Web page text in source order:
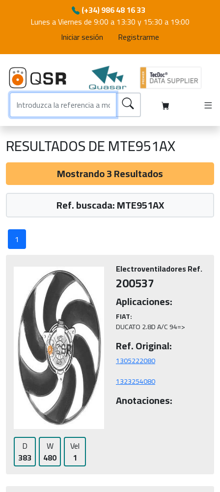
(+34) 986 48 16 33
Lunes a Viernes de 9:00 a 13:30 y 15:30 a 19:00
Iniciar sesión
Registrarme
RESULTADOS DE MTE951AX
Mostrando 3 Resultados
Ref. buscada: MTE951AX
1
D
383
W
480
Vel
1
Electroventiladores Ref.
200537
Aplicaciones:
FIAT:
DUCATO 2.8D A/C 94=>
Ref. Original:
1323254080
Anotaciones: